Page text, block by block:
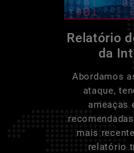
Relatório
da
Abordamos
ataque,
ameaças
mais
relatório